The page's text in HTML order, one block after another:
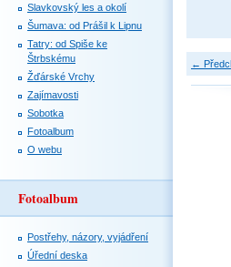
←
Slavkovský les a okolí
Šumava: od Prášil k Lipnu
Tatry: od Spiše ke
Štrbskému
Žďárské Vrchy
Zajímavosti
Sobotka
Fotoalbum
O webu
Fotoalbum
Postřehy, názory, vyjádření
Úřední deska